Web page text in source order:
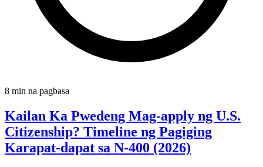
8 min na pagbasa
Kailan Ka Pwedeng Mag-apply ng U.S.
Citizenship? Timeline ng Pagiging
Karapat-dapat sa N-400 (2026)